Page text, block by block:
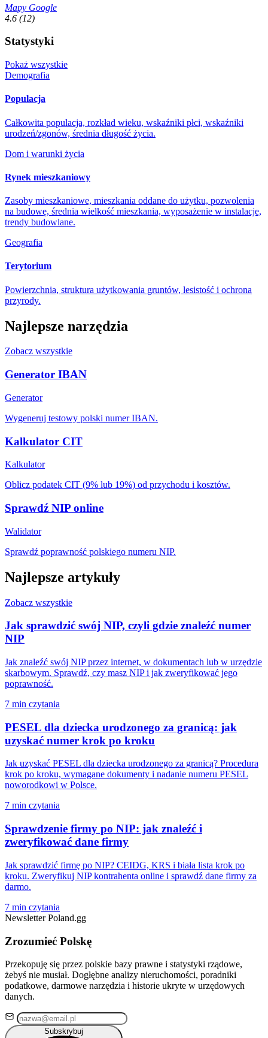
Mapy Google
4.6 (12)
Statystyki
Pokaż wszystkie
Demografia
Populacja
Całkowita populacja, rozkład wieku, wskaźniki płci, wskaźniki
urodzeń/zgonów, średnia długość życia.
Dom i warunki życia
Rynek mieszkaniowy
Zasoby mieszkaniowe, mieszkania oddane do użytku, pozwolenia
na budowę, średnia wielkość mieszkania, wyposażenie w instalacje,
trendy budowlane.
Geografia
Terytorium
Powierzchnia, struktura użytkowania gruntów, lesistość i ochrona
przyrody.
Najlepsze narzędzia
Zobacz wszystkie
Generator IBAN
Generator
Wygeneruj testowy polski numer IBAN.
Kalkulator CIT
Kalkulator
Oblicz podatek CIT (9% lub 19%) od przychodu i kosztów.
Sprawdź NIP online
Walidator
Sprawdź poprawność polskiego numeru NIP.
Najlepsze artykuły
Zobacz wszystkie
Jak sprawdzić swój NIP, czyli gdzie znaleźć numer
NIP
Jak znaleźć swój NIP przez internet, w dokumentach lub w urzędzie
skarbowym. Sprawdź, czy masz NIP i jak zweryfikować jego
poprawność.
7 min czytania
PESEL dla dziecka urodzonego za granicą: jak
uzyskać numer krok po kroku
Jak uzyskać PESEL dla dziecka urodzonego za granicą? Procedura
krok po kroku, wymagane dokumenty i nadanie numeru PESEL
noworodkowi w Polsce.
7 min czytania
Sprawdzenie firmy po NIP: jak znaleźć i
zweryfikować dane firmy
Jak sprawdzić firmę po NIP? CEIDG, KRS i biała lista krok po
kroku. Zweryfikuj NIP kontrahenta online i sprawdź dane firmy za
darmo.
7 min czytania
Newsletter Poland.gg
Zrozumieć Polskę
Przekopuję się przez polskie bazy prawne i statystyki rządowe,
żebyś nie musiał. Dogłębne analizy nieruchomości, poradniki
podatkowe, darmowe narzędzia i historie ukryte w urzędowych
danych.
Subskrybuj